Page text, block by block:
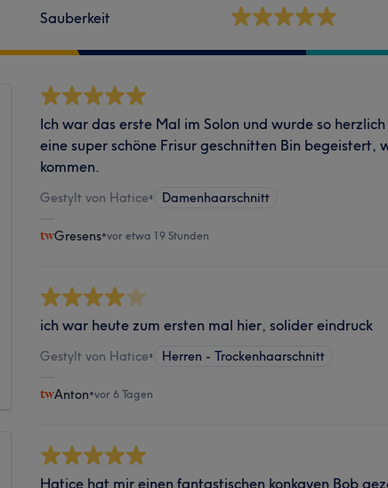
Sauberkeit
Ich war das erste Mal im Solon und wurde so
eine super schöne Frisur geschnitten Bin begeistert,
kommen.
Gestylt von Hatice• Damenhaarschnitt
Gresens•vor etwa 19 Stunden
ich war heute zum ersten mal hier, solider eindruck
Gestylt von Hatice• Herren - Trockenhaarschnitt
Anton•vor 6 Tagen
Hatice hat mir einen fantastischen konkaven Bob